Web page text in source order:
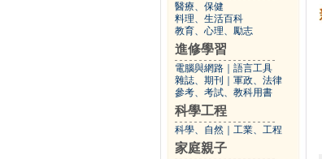
醫療、保健
料理、生活百科
教育、心理、勵志
進修學習
電腦與網路
語言工具
雜誌、期刊
軍政、法律
參考、考試、教科用書
科學工程
科學、自然 工業、工程
家庭親子